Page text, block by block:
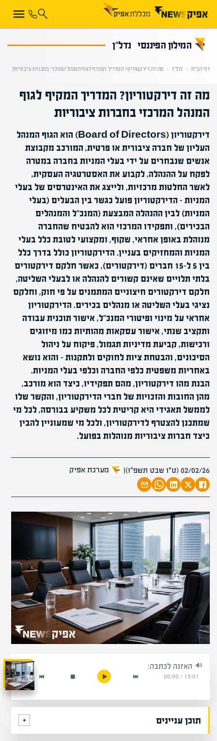
המילון הפיננסי נדל"ן
דף הבית ‹ נדל"ן ‹ מה זה דירקטוריון? המדריך המקיף לגוף המנהל המרכזי בחברות ציבוריות
מה זה דירקטוריון? המדריך המקיף לגוף
המנהל המרכזי בחברות ציבוריות
דירקטוריון (Board of Directors) הוא הגוף המנהל
העליון של חברה ציבורית או פרטית, המורכב מקבוצת
אנשים שנבחרים על ידי בעלי המניות בחברה במטרה
לפקח על ההנהלה, לקבוע את האסטרטגיה העסקית,
לאשר החלטות מרכזיות, ולייצג את האינטרסים של בעלי
המניות - הדירקטוריון פועל כגשר בין הבעלים (בעלי
המניות) לבין ההנהלה המבצעת (המנכ"ל והמנהלים
הבכירים), ותפקידו המרכזי הוא להבטיח שהחברה
מנוהלת באופן אחראי, שקוף, ומקצועי לטובת כלל בעלי
המניות והמחזיקים בעניין. הדירקטוריון כולל בדרך כלל
בין 5 ל-15 חברים (דירקטורים), כאשר חלקם דירקטורים
בלתי תלויים שאינם קשורים להנהלה או לבעלי השליטה,
חלקם דירקטורים חיצוניים המתמנים על פי חוק, וחלקם
נציגי בעלי השליטה או מנהלים בכירים. הדירקטוריון
אחראי על מינוי ופיטורי המנכ"ל, אישור תוכנית עבודה
ותקציב שנתי, אישור עסקאות מהותיות כמו מיזוגים
ורכישות, קביעת מדיניות תגמול, פיקוח על ניהול
הסיכונים, והבטחת ציות לחוקים ולתקנות - והוא נושא
באחריות משפטית כלפי החברה וכלפי בעלי המניות.
הבנת מהו דירקטוריון, מהם תפקידיו, כיצד הוא מורכב,
מהן החובות והזכויות של חברי הדירקטוריון, והקשר שלו
לממשל תאגידי היא קריטית לכל משקיע בבורסה, לכל מי
שמתכנן להצטרף לדירקטוריון, ולכל מי שמעוניין להבין
כיצד חברות ציבוריות מנוהלות בפועל.
02/02/26 (ט״ו שבט תשפ״ו) | מערכת אפיק
האזנה לכתבה:
13:01
/
00:00
תוכן עניינים